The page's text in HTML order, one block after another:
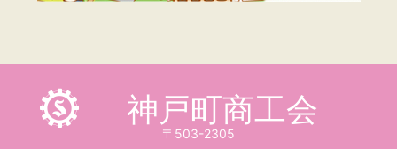
神戸町商工会
〒503-2305